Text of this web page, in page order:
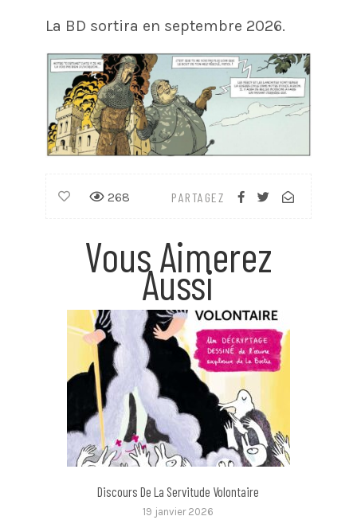
La BD sortira en septembre 2026.
PARTAGEZ
268
Vous Aimerez
Aussi
Discours De La Servitude Volontaire
19 janvier 2026